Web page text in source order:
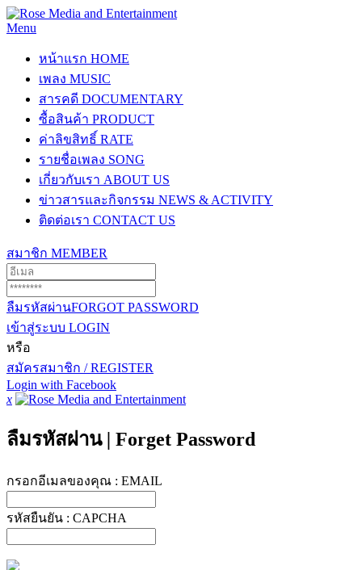
Menu
หน้าแรก HOME
เพลง MUSIC
สารคดี DOCUMENTARY
ซื้อสินค้า PRODUCT
ค่าลิขสิทธิ์ RATE
รายชื่อเพลง SONG
เกี่ยวกับเรา ABOUT US
ข่าวสารและกิจกรรม NEWS & ACTIVITY
ติดต่อเรา CONTACT US
สมาชิก MEMBER
ลืมรหัสผ่านFORGOT PASSWORD
เข้าสู่ระบบ LOGIN
หรือ
สมัครสมาชิก / REGISTER
Login with Facebook
x
ลืมรหัสผ่าน | Forget Password
กรอกอีเมลของคุณ : EMAIL
รหัสยืนยัน : CAPCHA